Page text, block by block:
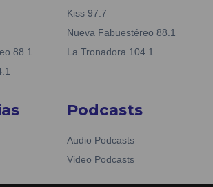
88.1
Kiss 97.7
Nueva Fabuestéreo 88.1
La Tronadora 104.1
Podcasts
Audio Podcasts
Video Podcasts